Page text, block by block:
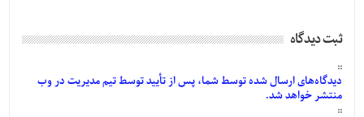
ثبت دیدگاه
دیدگاه‌هایارسالشدهتوسط شما، پس ازتأییدتوسط تیم مدیریت در وب
منتشر خواهد شد.